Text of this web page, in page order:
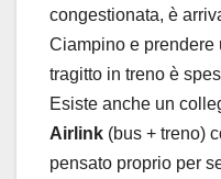
congestionata, è
Ciampino e prendere
tragitto in treno è
Esiste anche un
Airlink (bus + treno)
pensato proprio per